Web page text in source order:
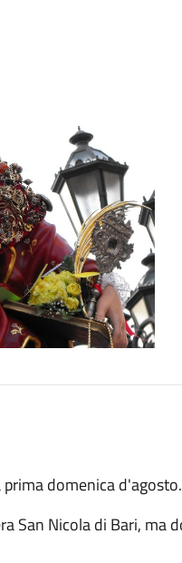
domenica d'agosto.
San Nicola di Bari, ma